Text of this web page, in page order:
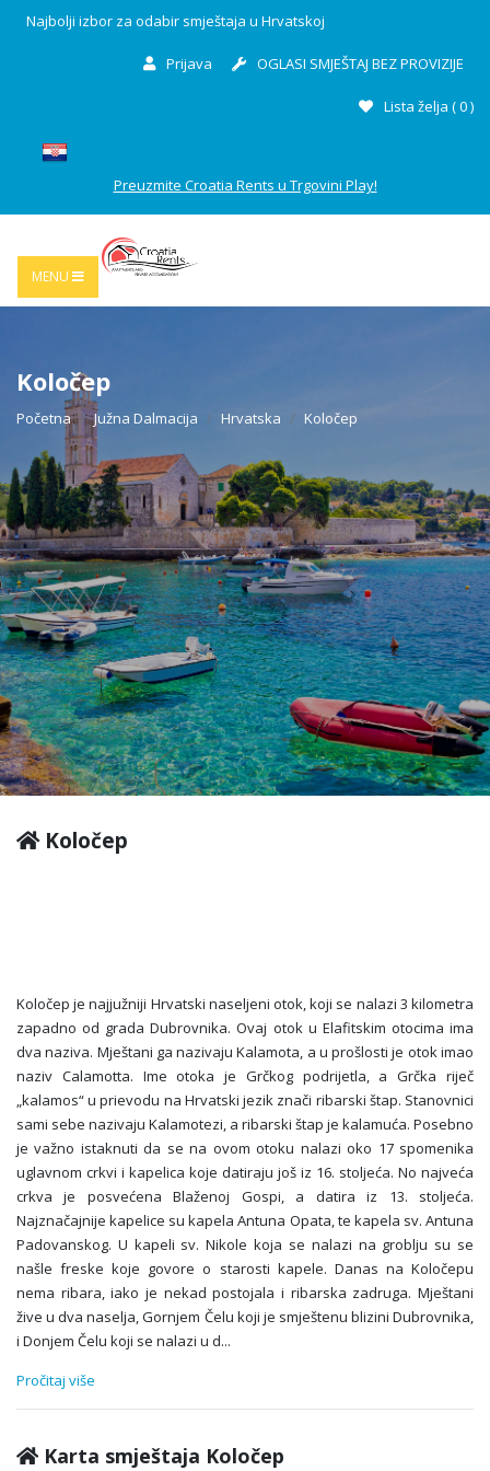
Najbolji izbor za odabir smještaja u Hrvatskoj
Prijava OGLASI SMJEŠTAJ BEZ PROVIZIJE
Lista želja (0)
Preuzmite Croatia Rents u Trgovini Play!
MENU
Koločep
Početna Južna Dalmacija Hrvatska Koločep
Koločep
Koločep je najjužniji Hrvatski naseljeni otok, koji se nalazi 3 kilometra
zapadno od grada Dubrovnika. Ovaj otok u Elafitskim otocima ima
dva naziva. Mještani ga nazivaju Kalamota, a u prošlosti je otok imao
naziv Calamotta. Ime otoka je Grčkog podrijetla, a Grčka riječ
„kalamos“ u prievodu na Hrvatski jezik znači ribarski štap. Stanovnici
sami sebe nazivaju Kalamotezi, a ribarski štap je kalamuća. Posebno
je važno istaknuti da se na ovom otoku nalazi oko 17 spomenika
uglavnom crkvi i kapelica koje datiraju još iz 16. stoljeća. No najveća
crkva je posvećena Blaženoj Gospi, a datira iz 13. stoljeća.
Najznačajnije kapelice su kapela Antuna Opata, te kapela sv. Antuna
Padovanskog. U kapeli sv. Nikole koja se nalazi na groblju su se
našle freske koje govore o starosti kapele. Danas na Koločepu
nema ribara, iako je nekad postojala i ribarska zadruga. Mještani
žive u dva naselja, Gornjem Čelu koji je smještenu blizini Dubrovnika,
i Donjem Čelu koji se nalazi u d...
Pročitaj više
Karta smještaja Koločep